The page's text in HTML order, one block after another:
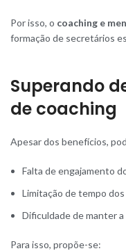
Por isso, o coaching e
formação de secretários
Superando
de coaching
Apesar dos benefícios,
Falta de engajamento
Limitação de tempo
Dificuldade de manter
Para isso, propõe-se: